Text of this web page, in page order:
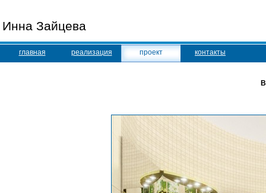
Инна Зайцева
главная реализация проект контакты